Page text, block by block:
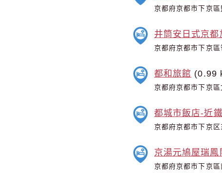
京都府京都市下京
井筒安日式京
京都府京都市下京
都和旅館 (0.99
京都府京都市下京
都城市飯店-近
京都府京都市下京
京湯元鳩屋瑞鳳
京都府京都市下京